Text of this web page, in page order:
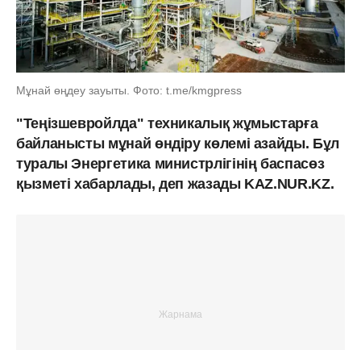
Мұнай өңдеу зауыты. Фото: t.me/kmgpress
"Теңізшевройлда" техникалық жұмыстарға
байланысты мұнай өндіру көлемі азайды. Бұл
туралы Энергетика министрлігінің баспасөз
қызметі хабарлады, деп жазады KAZ.NUR.KZ.